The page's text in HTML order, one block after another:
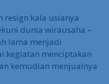
resign kala usianya
dunia wirausaha –
lama menjadi
kegiatan menciptakan
kemudian menjualnya